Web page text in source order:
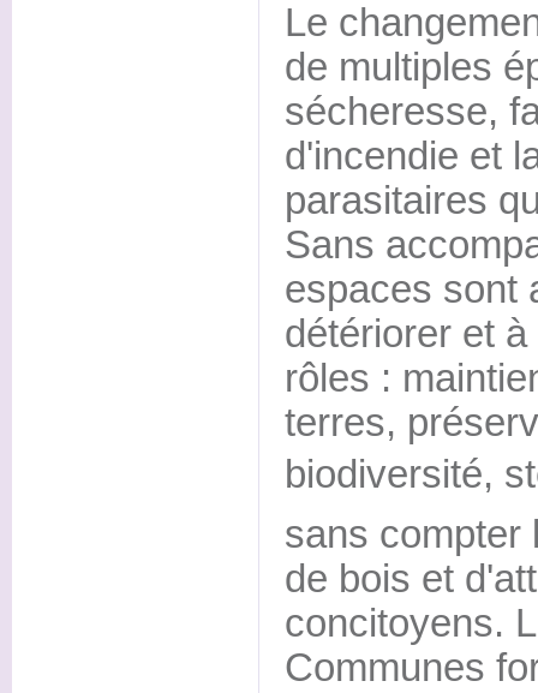
Le
de multiples
sécheresse,
d'incendie et
parasitaires
Sans
espaces sont
détériorer et
rôles :
terres,
biodiversité,
sans compter
de bois et
concitoyens.
Communes